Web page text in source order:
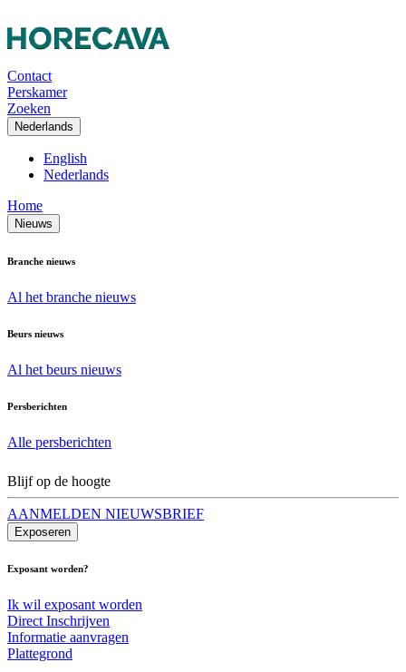
Contact
Perskamer
Zoeken
Nederlands
English
Nederlands
Home
Nieuws
Branche nieuws
Al het branche nieuws
Beurs nieuws
Al het beurs nieuws
Persberichten
Alle persberichten
Blijf op de hoogte
AANMELDEN NIEUWSBRIEF
Exposeren
Exposant worden?
Ik wil exposant worden
Direct Inschrijven
Informatie aanvragen
Plattegrond